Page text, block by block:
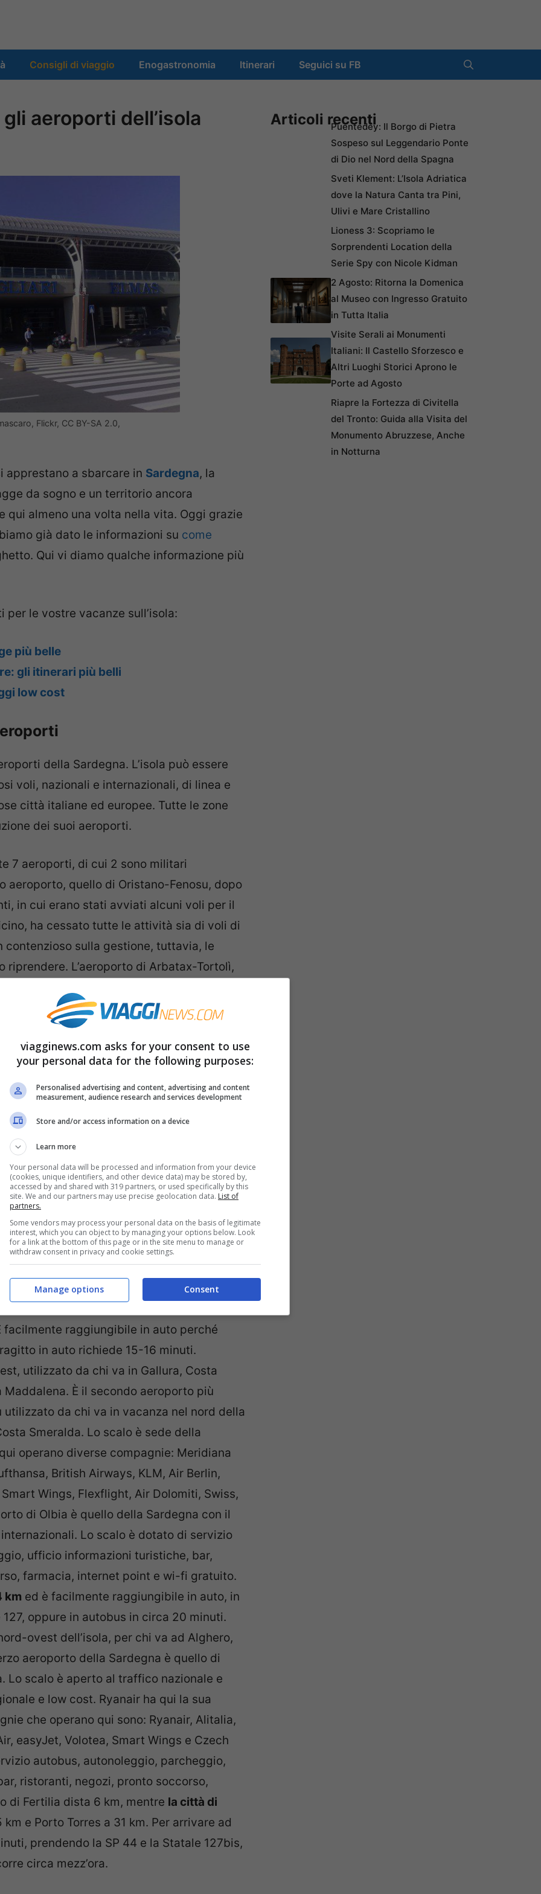
Consigli di viaggio Enogastronomia Itinerari Seguici su FB
aeroporti dell’isola
Flickr, CC BY-SA 2.0,
apprestano a sbarcare in Sardegna, la
da sogno e un territorio ancora
qui almeno una volta nella vita. Oggi grazie
già dato le informazioni su come
Qui vi diamo qualche informazione più
le vostre vacanze sull’isola:
più belle
gli itinerari più belli
low cost
della Sardegna. L’isola può essere
voli, nazionali e internazionali, di linea e
città italiane ed europee. Tutte le zone
dei suoi aeroporti.
7 aeroporti, di cui 2 sono militari
aeroporto, quello di Oristano-Fenosu, dopo
in cui erano stati avviati alcuni voli per il
ha cessato tutte le attività sia di voli di
sulla gestione, tuttavia, le
L’aeroporto di Arbatax-Tortolì,
2016.
per il trasporto passeggeri
che serve il sud dell’isola. L’aeroporto
numerose compagnie aeree, di linea e low
le principali ricordiamo: Alitalia,
Swiss, Meridiana, Ryanair, easyJet,
Air Dolomiti. L’aeroporto è dotato di
esterna, servizio autobus, autonoleggio,
informazioni turistiche, bar, ristoranti,
internet point e wi-fi gratuito. Dalla
2013)la città di Cagliari è raggiungibile
collegate via ferrovia all’aeroporto sono:
minuti) e Oristano (40 minuti).
alla Strada Statale 391 di Elmas e alla
facilmente raggiungibile in auto perché
in auto richiede 15-16 minuti.
utilizzato da chi va in Gallura, Costa
Maddalena. È il secondo aeroporto più
da chi va in vacanza nel nord della
Smeralda. Lo scalo è sede della
operano diverse compagnie: Meridiana
British Airways, KLM, Air Berlin,
Wings, Flexflight, Air Dolomiti, Swiss,
di Olbia è quello della Sardegna con il
Lo scalo è dotato di servizio
ufficio informazioni turistiche, bar,
farmacia, internet point e wi-fi gratuito.
km ed è facilmente raggiungibile in auto, in
oppure in autobus in circa 20 minuti.
ovest dell’isola, per chi va ad Alghero,
aeroporto della Sardegna è quello di
Lo scalo è aperto al traffico nazionale e
e low cost. Ryanair ha qui la sua
che operano qui sono: Ryanair, Alitalia,
easyJet, Volotea, Smart Wings e Czech
autobus, autonoleggio, parcheggio,
ristoranti, negozi, pronto soccorso,
di Fertilia dista 6 km, mentre la città di
km e Porto Torres a 31 km. Per arrivare ad
prendendo la SP 44 e la Statale 127bis,
circa mezz’ora.
Articoli recentiPuentedey: Il Borgo di Pietra
Sospeso sul Leggendario Ponte
di Dio nel Nord della Spagna
Sveti Klement: L’Isola Adriatica
dove la Natura Canta tra Pini,
Ulivi e Mare Cristallino
Lioness 3: Scopriamo le
Sorprendenti Location della
Serie Spy con Nicole Kidman
2 Agosto: Ritorna la Domenica
al Museo con Ingresso Gratuito
in Tutta Italia
Visite Serali ai Monumenti
Italiani: Il Castello Sforzesco e
Altri Luoghi Storici Aprono le
Porte ad Agosto
Riapre la Fortezza di Civitella
del Tronto: Guida alla Visita del
Monumento Abruzzese, Anche
in Notturna
viagginews.com asks for your consent to use
your personal data for the following purposes:
Personalised advertising and content, advertising and content
measurement, audience research and services development
Store and/or access information on a device
Learn more
Your personal data will be processed and information from your device
(cookies, unique identifiers, and other device data) may be stored by,
accessed by and shared with 319 partners, or used specifically by this
site. We and our partners may use precise geolocation data. List of
partners.
Some vendors may process your personal data on the basis of legitimate
interest, which you can object to by managing your options below. Look
for a link at the bottom of this page or in the site menu to manage or
withdraw consent in privacy and cookie settings.
Consent
Manage options